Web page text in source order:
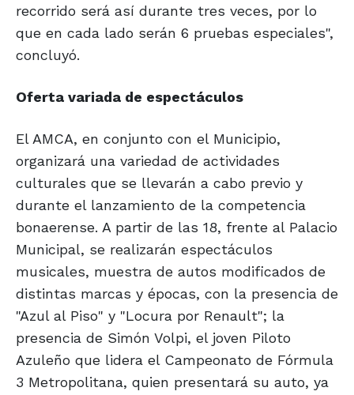
recorrido será así durante tres veces, por lo
que en cada lado serán 6 pruebas especiales",
concluyó.
Oferta variada de espectáculos
El AMCA, en conjunto con el Municipio,
organizará una variedad de actividades
culturales que se llevarán a cabo previo y
durante el lanzamiento de la competencia
bonaerense. A partir de las 18, frente al Palacio
Municipal, se realizarán espectáculos
musicales, muestra de autos modificados de
distintas marcas y épocas, con la presencia de
"Azul al Piso" y "Locura por Renault"; la
presencia de Simón Volpi, el joven Piloto
Azuleño que lidera el Campeonato de Fórmula
3 Metropolitana, quien presentará su auto, ya